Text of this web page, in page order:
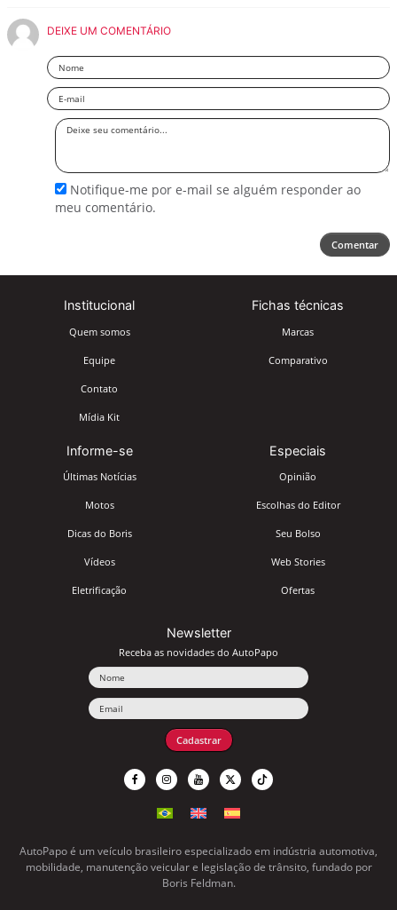
DEIXE UM COMENTÁRIO
Nome
Email
Deixe
Notifique-me por e-mail se alguém responder ao
meu comentário.
Comentar
Institucional
Quem somos
Equipe
Contato
Mídia Kit
Fichas técnicas
Marcas
Comparativo
Informe-se
Últimas Notícias
Motos
Dicas do Boris
Vídeos
Eletrificação
Especiais
Opinião
Escolhas do Editor
Seu Bolso
Web Stories
Ofertas
Newsletter
Receba as novidades do AutoPapo
Cadastrar
AutoPapo é um veículo brasileiro especializado em indústria automotiva,
mobilidade, manutenção veicular e legislação de trânsito, fundado por
Boris Feldman.